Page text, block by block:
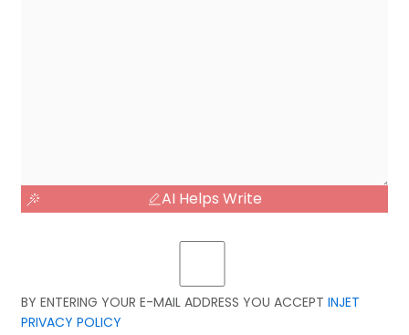
AI Helps Write
BY ENTERING YOUR E-MAIL ADDRESS YOU ACCEPT INJET
PRIVACY POLICY